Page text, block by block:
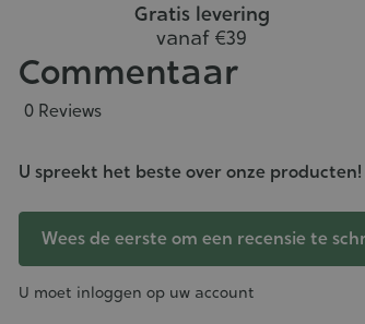
Gratis levering
vanaf €39
Commentaar
0 Reviews
U spreekt het beste over onze producten!
Wees de eerste om een recensie te
U moet inloggen op uw account